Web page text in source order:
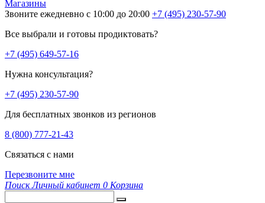
Магазины
Звоните ежедневно с 10:00 до 20:00 +7 (495) 230-57-90
Все выбрали и готовы продиктовать?
+7 (495) 649-57-16
Нужна консультация?
+7 (495) 230-57-90
Для бесплатных звонков из регионов
8 (800) 777-21-43
Связаться с нами
Перезвоните мне
Поиск Личный кабинет 0 Корзина